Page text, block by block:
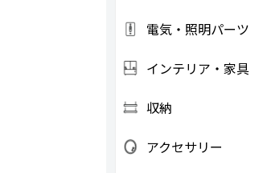
電気・照明パーツ
インテリア・家具
収納
アクセサリー